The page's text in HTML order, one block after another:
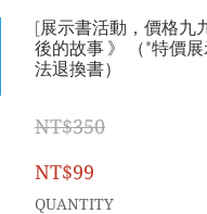
[展示書活動，價格九
後的故事 》 （*特價
法退換書）
NT$350
NT$99
QUANTITY